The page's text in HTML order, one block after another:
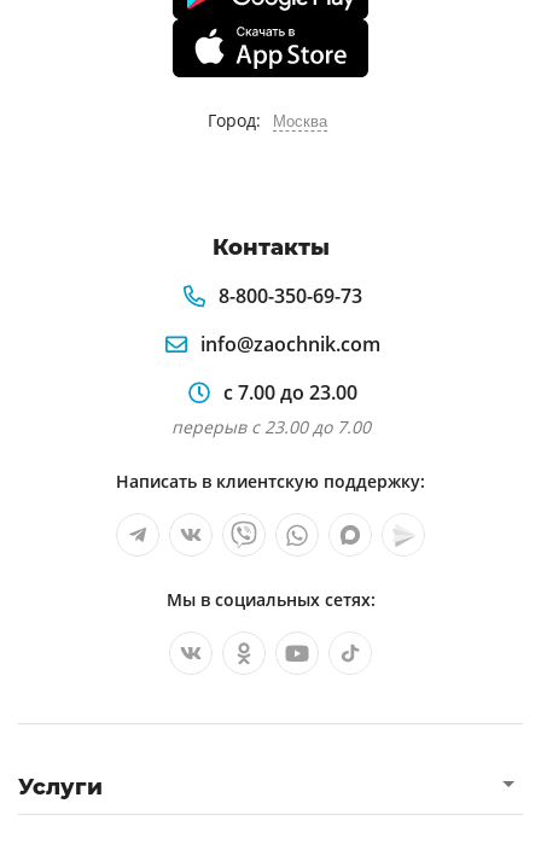
Город: Москва
Контакты
8-800-350-69-73
info@zaochnik.com
с 7.00 до 23.00
перерыв с 23.00 до 7.00
Написать в клиентскую поддержку:
Мы в социальных сетях:
Услуги